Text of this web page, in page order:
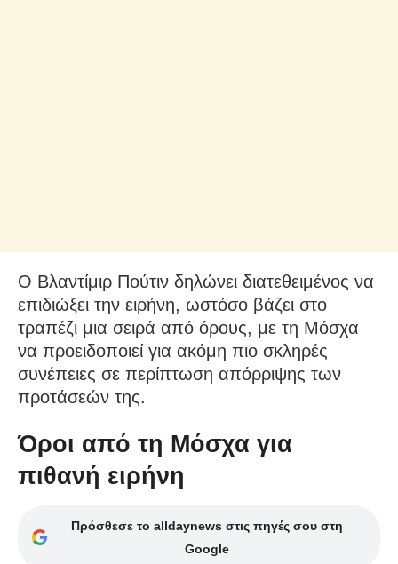
Ο Βλαντίμιρ Πούτιν δηλώνει διατεθειμένος να
επιδιώξει την ειρήνη, ωστόσο βάζει στο
τραπέζι μια σειρά από όρους, με τη Μόσχα
να προειδοποιεί για ακόμη πιο σκληρές
συνέπειες σε περίπτωση απόρριψης των
προτάσεών της.
Όροι από τη Μόσχα για
πιθανή ειρήνη
Πρόσθεσε το alldaynews στις πηγές σου στη
Google